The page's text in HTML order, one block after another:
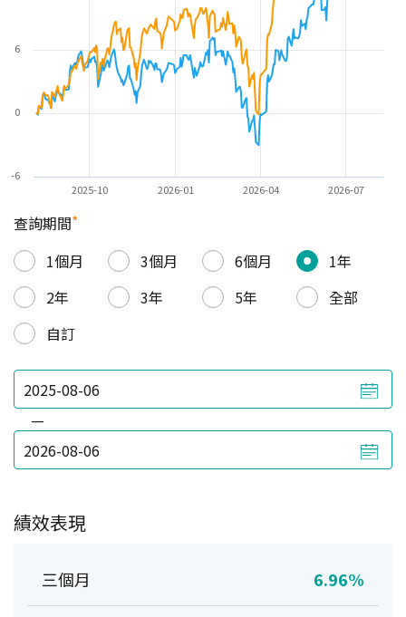
2025-10 2026-01 2026-04 2026-07
-6
0
6
查詢期間*
1個月
3個月 6個月
1年
2年
3年 5年
全部
自訂
—
績效表現
三個月 6.96%